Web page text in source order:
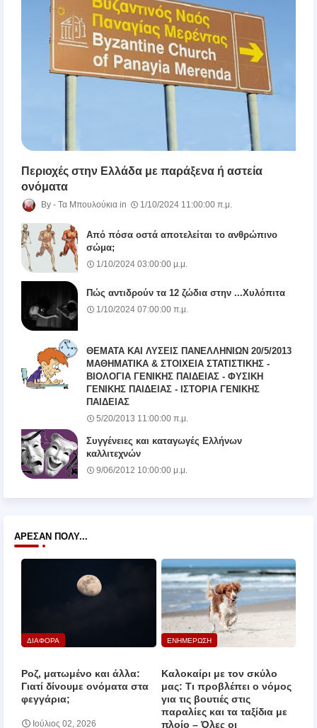
Περιοχές στην Ελλάδα με παράξενα ή αστεία
ονόματα
Τα Μπουλούκια 1/10/2024 11:00:00 π.μ.
Από πόσα οστά αποτελείται το ανθρώπινο
σώμα;
1/10/2024 03:00:00 μ.μ.
Πώς αντιδρούν τα 12 ζώδια στην ...Χυλόπιτα
1/10/2024 07:00:00 π.μ.
ΘΕΜΑΤΑ ΚΑΙ ΛΥΣΕΙΣ ΠΑΝΕΛΛΗΝΙΩΝ 20/5/2013
ΜΑΘΗΜΑΤΙΚΑ & ΣΤΟΙΧΕΙΑ ΣΤΑΤΙΣΤΙΚΗΣ -
ΒΙΟΛΟΓΙΑ ΓΕΝΙΚΗΣ ΠΑΙΔΕΙΑΣ - ΦΥΣΙΚΗ
ΓΕΝΙΚΗΣ ΠΑΙΔΕΙΑΣ - ΙΣΤΟΡΙΑ ΓΕΝΙΚΗΣ
ΠΑΙΔΕΙΑΣ
5/20/2013 11:00:00 π.μ.
Συγγένειες και καταγωγές Ελλήνων
καλλιτεχνών
9/06/2012 10:00:00 μ.μ.
ΆΡΕΣΑΝ ΠΟΛΎ...
ΔΙΑΦΟΡΑ
Ροζ, ματωμένο και άλλα:
Γιατί δίνουμε ονόματα στα
φεγγάρια;
Ιούλιος 02, 2026
ΕΝΗΜΕΡΩΣΗ
Καλοκαίρι με τον σκύλο
μας: Τι προβλέπει ο νόμος
για τις βουτιές στις
παραλίες και τα ταξίδια με
πλοίο – Όλες οι